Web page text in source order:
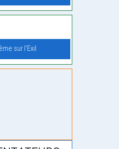
sur l'Exil